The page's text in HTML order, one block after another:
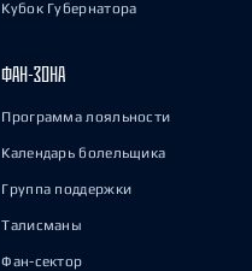
Кубок Губернатора
ФАН-ЗОНА
Программа лояльности
Календарь болельщика
Группа поддержки
Талисманы
Фан-сектор